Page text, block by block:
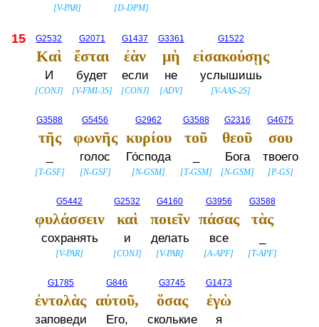
[V-PAR] [D-DPM]
15 G2532
Καὶ
И
[CONJ]
G2071
ἔσται
будет
[V-FMI-3S]
G1437
ἐὰν
если
[CONJ]
G3361
μὴ
не
[ADV]
G1522
εἰσακούσῃς
услышишь
[V-AAS-2S]
G3588
τῆς
[T-GSF]
G5456
φωνῆς
голос
[N-GSF]
G2962
κυρίου
Го́спода
[N-GSM]
G3588
τοῦ
[T-GSM]
G2316
θεοῦ
Бога
[N-GSM]
G4675
σου
твоего
[P-GS]
G5442
φυλάσσειν
сохранять
[V-PAR]
G2532
καὶ
и
[CONJ]
G4160
ποιεῖν
делать
[V-PAR]
G3956
πάσας
все
[A-APF]
G3588
τὰς
[T-APF]
G1785
ἐντολὰς
заповеди
G846
αὐτοῦ,
Его,
G3745
ὅσας
сколькие
G1473
ἐγὼ
я